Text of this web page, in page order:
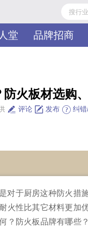
堂 品牌招商
防火板材选购
评论 发布 纠
对于厨房这种防火措
火性比其它材料更加
？防火板品牌有哪些